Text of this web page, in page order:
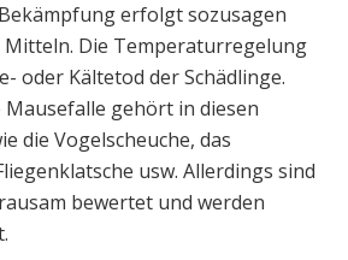
erfolgt sozusagen
Mitteln. Die Temperaturregelung
oder Kältetod der Schädlinge.
gehört in diesen
die Vogelscheuche, das
usw. Allerdings sind
bewertet und werden